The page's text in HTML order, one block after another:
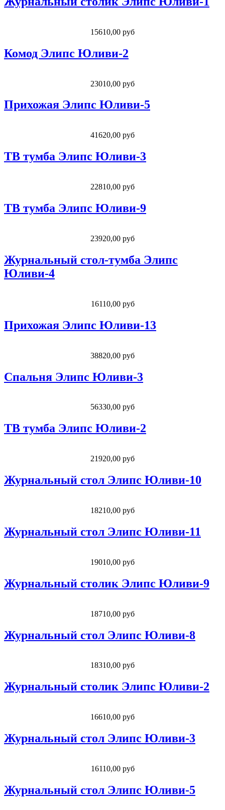
15610,00 руб
Комод Элипс Юливи-2
23010,00 руб
Прихожая Элипс Юливи-5
41620,00 руб
ТВ тумба Элипс Юливи-3
22810,00 руб
ТВ тумба Элипс Юливи-9
23920,00 руб
Журнальный стол-тумба Элипс
Юливи-4
16110,00 руб
Прихожая Элипс Юливи-13
38820,00 руб
Спальня Элипс Юливи-3
56330,00 руб
ТВ тумба Элипс Юливи-2
21920,00 руб
Журнальный стол Элипс Юливи-10
18210,00 руб
Журнальный стол Элипс Юливи-11
19010,00 руб
Журнальный столик Элипс Юливи-9
18710,00 руб
Журнальный стол Элипс Юливи-8
18310,00 руб
Журнальный столик Элипс Юливи-2
16610,00 руб
Журнальный стол Элипс Юливи-3
16110,00 руб
Журнальный стол Элипс Юливи-5